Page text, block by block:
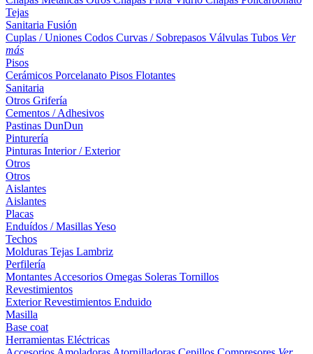
Tejas
Sanitaria Fusión
Cuplas / Uniones Codos Curvas / Sobrepasos Válvulas Tubos Ver
más
Pisos
Cerámicos Porcelanato Pisos Flotantes
Sanitaria
Otros Grifería
Cementos / Adhesivos
Pastinas DunDun
Pinturería
Pinturas Interior / Exterior
Otros
Otros
Aislantes
Aislantes
Placas
Enduídos / MasillasYeso
Techos
Molduras Tejas Lambriz
Perfilería
Montantes Accesorios Omegas Soleras Tornillos
Revestimientos
ExteriorRevestimientos Enduido
Masilla
Base coat
Herramientas Eléctricas